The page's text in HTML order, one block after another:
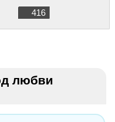
416
любви